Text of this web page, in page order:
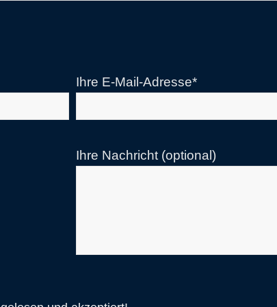
Ihre E-Mail-Adresse*
Ihre Nachricht (optional)